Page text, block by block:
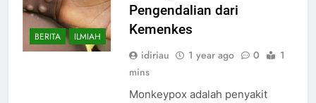
BERITA ILMIAH
Pengendalian dari
Kemenkes
idiriau 1 year ago 0
1
mins
Monkeypox adalah penyakit